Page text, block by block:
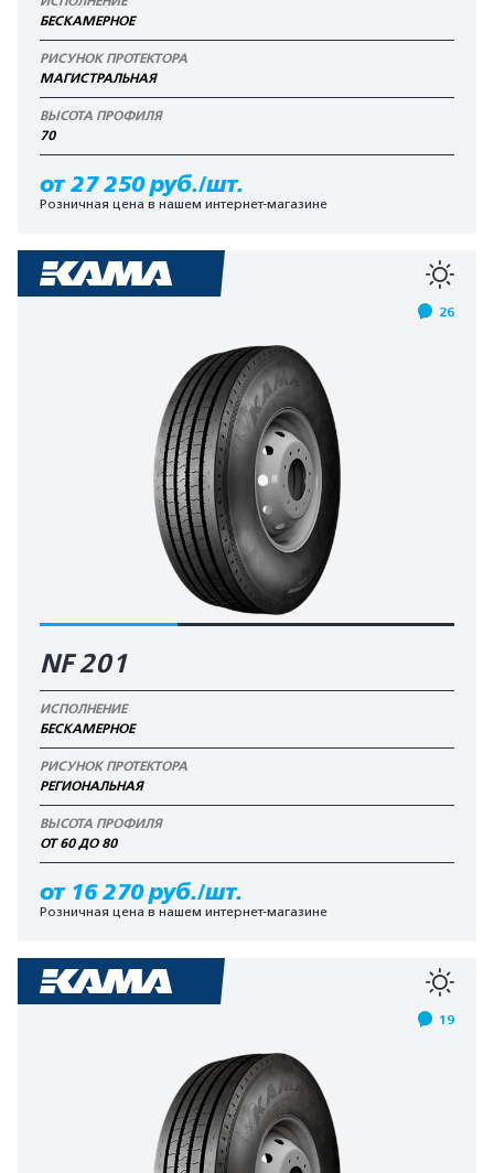
БЕСКАМЕРНОЕ
РИСУНОК ПРОТЕКТОРА
МАГИСТРАЛЬНАЯ
ВЫСОТА ПРОФИЛЯ
70
от 27 250 руб./шт.
Розничная цена в нашем интернет-магазине
26
NF 201
ИСПОЛНЕНИЕ
БЕСКАМЕРНОЕ
РИСУНОК ПРОТЕКТОРА
РЕГИОНАЛЬНАЯ
ВЫСОТА ПРОФИЛЯ
ОТ 60 ДО 80
от 16 270 руб./шт.
Розничная цена в нашем интернет-магазине
19